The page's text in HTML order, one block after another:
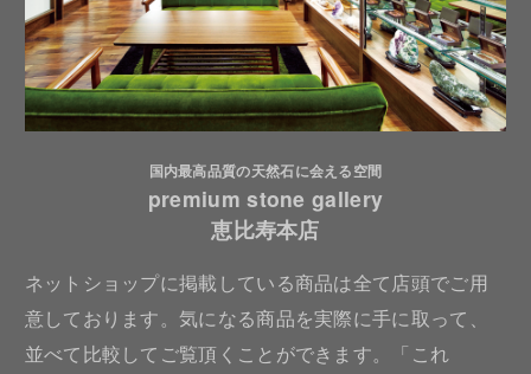
国内最高品質の天然石に会える空間
premium stone gallery
恵比寿本店
ネットショップに掲載している商品は全て店頭でご用
意しております。気になる商品を実際に手に取って、
並べて比較してご覧頂くことができます。「これ